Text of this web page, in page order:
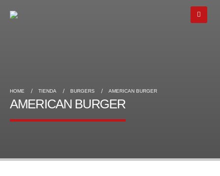
HOME TIENDA BURGERS AMERICAN BURGER
AMERICAN BURGER